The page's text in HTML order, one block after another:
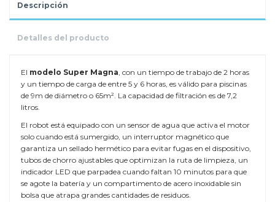
Descripción
Detalles del producto
El modelo Super Magna, con un tiempo de trabajo de 2 horas
y un tiempo de carga de entre 5 y 6 horas, es válido para piscinas
de 9m de diámetro o 65m². La capacidad de filtración es de 7,2
litros.
El robot está equipado con un sensor de agua que activa el motor
solo cuando está sumergido, un interruptor magnético que
garantiza un sellado hermético para evitar fugas en el dispositivo,
tubos de chorro ajustables que optimizan la ruta de limpieza, un
indicador LED que parpadea cuando faltan 10 minutos para que
se agote la batería y un compartimento de acero inoxidable sin
bolsa que atrapa grandes cantidades de residuos.